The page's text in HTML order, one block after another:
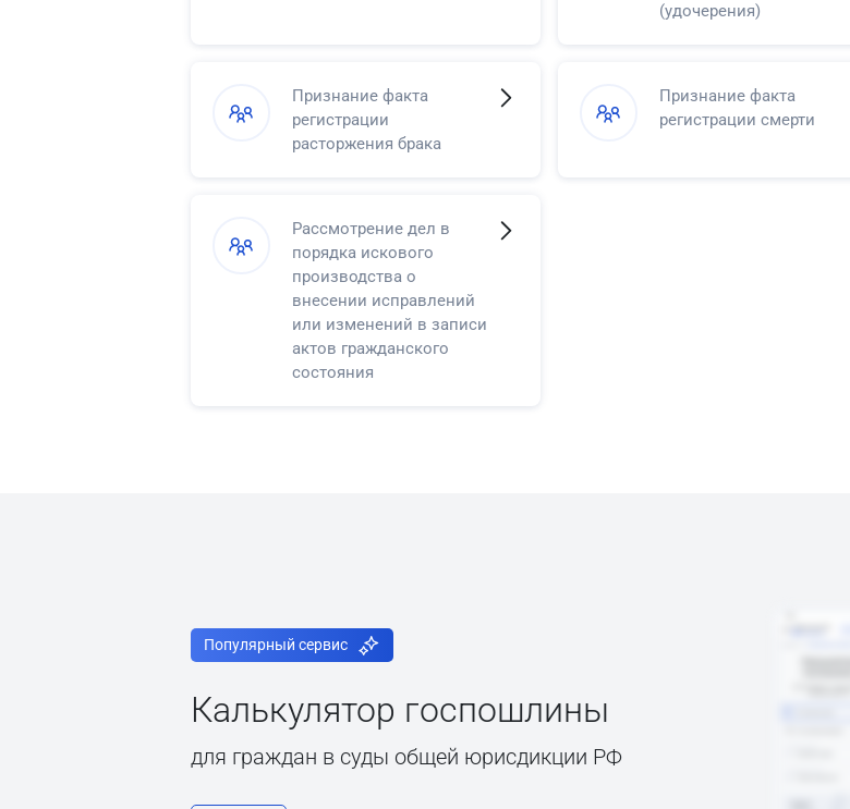
(удочерения)
Признание факта
регистрации
расторжения брака
Признание факта
регистрации смерти
Рассмотрение дел в
порядка искового
производства о
внесении исправлений
или изменений в записи
актов гражданского
состояния
Популярный сервис
Калькулятор госпошлины
для граждан в суды общей юрисдикции РФ